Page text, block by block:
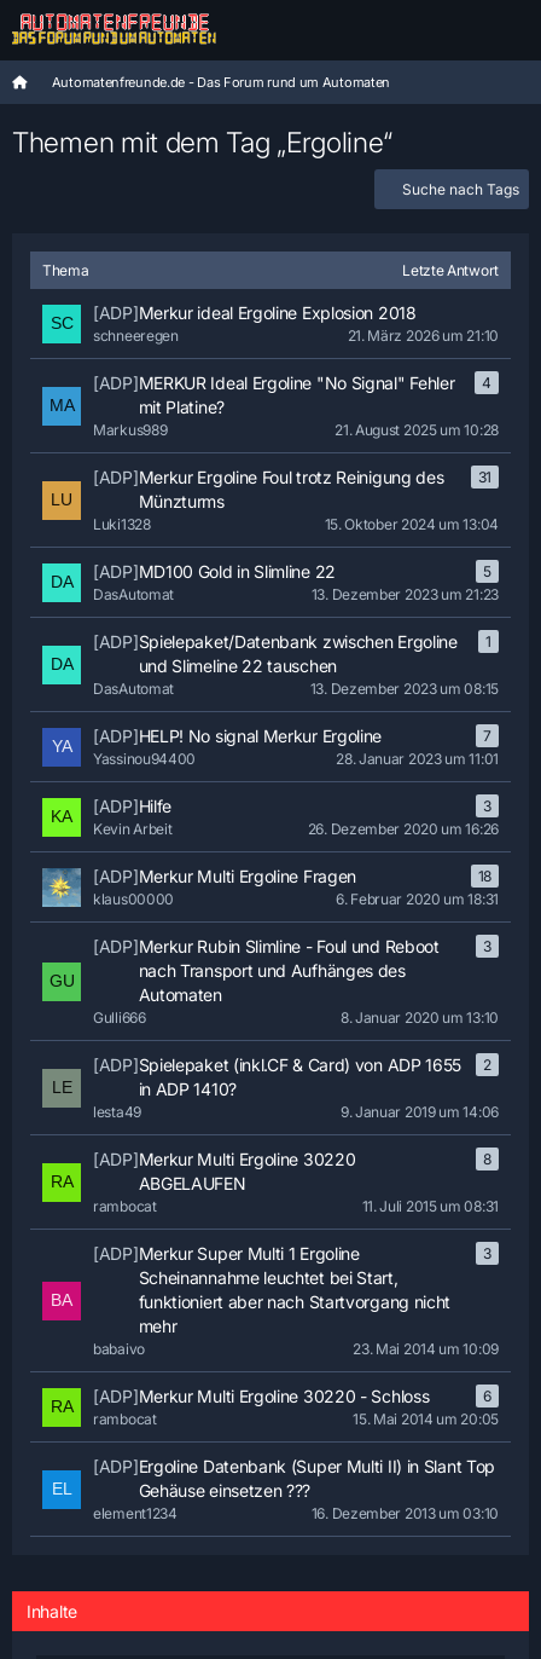
Automatenfreunde.de - Das Forum rund um Automaten
Themen mit dem Tag „Ergoline“
Suche nach Tags
Thema Letzte Antwort
[ADP]Merkur ideal Ergoline Explosion 2018
schneeregen 21. März 2026 um 21:10
[ADP]MERKUR Ideal Ergoline "No Signal" Fehler
mit Platine?
4
Markus989 21. August 2025 um 10:28
[ADP]Merkur Ergoline Foul trotz Reinigung des
Münzturms
31
Luki1328 15. Oktober 2024 um 13:04
[ADP]MD100 Gold in Slimline 22
5
DasAutomat
13. Dezember 2023 um 21:23
[ADP]Spielepaket/Datenbank zwischen Ergoline
und Slimeline 22 tauschen
1
DasAutomat 13. Dezember 2023 um 08:15
[ADP]HELP! No signal Merkur Ergoline
7
Yassinou94400
28. Januar 2023 um 11:01
[ADP]Hilfe
3
Kevin Arbeit
26. Dezember 2020 um 16:26
[ADP]Merkur Multi Ergoline Fragen
18
klaus00000
6. Februar 2020 um 18:31
[ADP]Merkur Rubin Slimline - Foul und Reboot
nach Transport und Aufhänges des
Automaten
3
Gulli666 8. Januar 2020 um 13:10
[ADP]Spielepaket (inkl.CF & Card) von ADP 1655
in ADP 1410?
2
lesta49 9. Januar 2019 um 14:06
[ADP]Merkur Multi Ergoline 30220
ABGELAUFEN
8
rambocat 11. Juli 2015 um 08:31
[ADP]Merkur Super Multi 1 Ergoline
Scheinannahme leuchtet bei Start,
funktioniert aber nach Startvorgang nicht
mehr
3
babaivo 23. Mai 2014 um 10:09
[ADP]Merkur Multi Ergoline 30220 - Schloss
6
rambocat
15. Mai 2014 um 20:05
[ADP]Ergoline Datenbank (Super Multi II) in Slant Top
Gehäuse einsetzen ???
element1234 16. Dezember 2013 um 03:10
Inhalte